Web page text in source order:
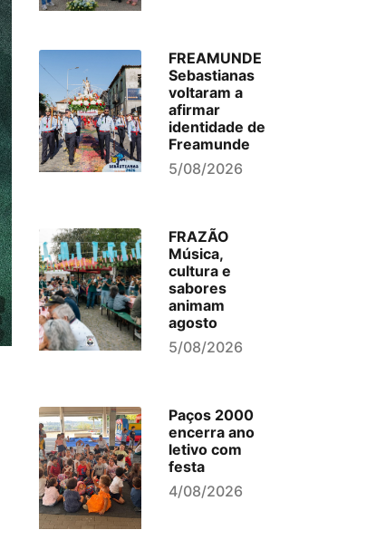
FREAMUNDE
Sebastianas
voltaram a
afirmar
identidade de
Freamunde
5/08/2026
FRAZÃO
Música,
cultura e
sabores
animam
agosto
5/08/2026
Paços 2000
encerra ano
letivo com
festa
4/08/2026